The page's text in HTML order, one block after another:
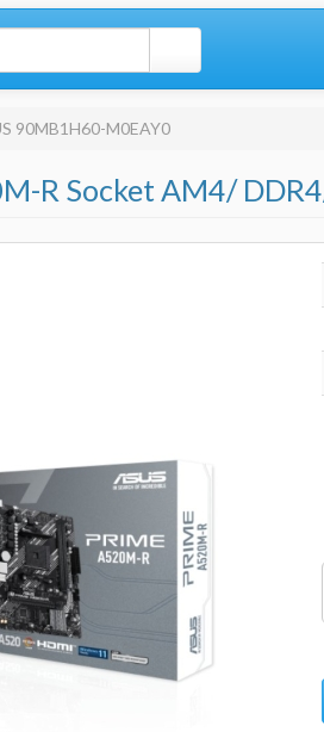
90MB1H60-M0EAY0
R Socket AM4/